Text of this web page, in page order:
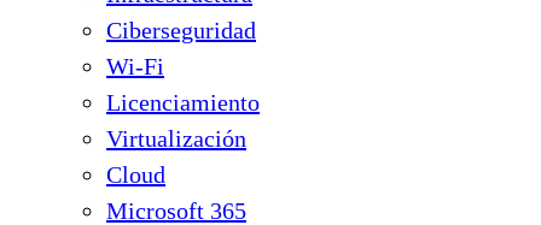
Ciberseguridad
Wi-Fi
Licenciamiento
Virtualización
Cloud
Microsoft 365